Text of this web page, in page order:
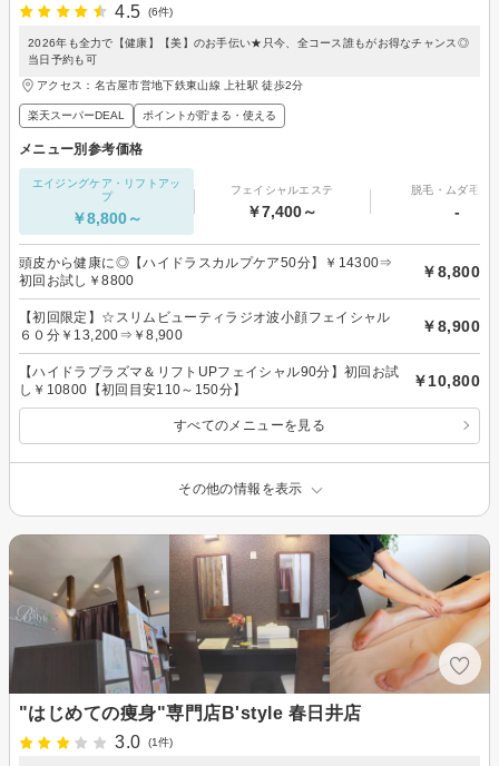
4.5
(6件)
2026年も全力で【健康】【美】のお手伝い★只今、全コース誰もがお得なチャンス◎
当日予約も可
アクセス：名古屋市営地下鉄東山線 上社駅 徒歩2分
楽天スーパーDEAL ポイントが貯まる・使える
メニュー別参考価格
エイジングケア・リフトアッ
プ
￥8,800～
フェイシャルエステ
￥7,400～
脱毛・ムダ毛処
-
頭皮から健康に◎【ハイドラスカルプケア50分】￥14300⇒
初回お試し￥8800
￥8,800
【初回限定】☆スリムビューティラジオ波小顔フェイシャル
６０分￥13,200⇒￥8,900
￥8,900
【ハイドラプラズマ＆リフトUPフェイシャル90分】初回お試
し￥10800【初回目安110～150分】
￥10,800
すべてのメニューを見る
その他の情報を表示
"はじめての痩身"専門店B'style 春日井店
3.0
(1件)